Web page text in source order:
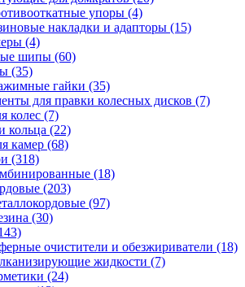
упоры (4)
накладки и адапторы (15)
(4)
шипы (60)
(35)
гайки (35)
для правки колесных дисков (7)
колес (7)
кольца (22)
камер (68)
(318)
(18)
(203)
(97)
(30)
очистители и обезжириватели (18)
жидкости (7)
(24)